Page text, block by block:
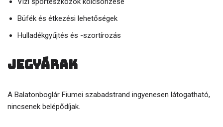
Büfék és étkezési lehetőségek
Hulladékgyűjtés és -szortírozás
Jegyárak
A Balatonboglár Fiumei szabadstrand ingyenesen látogatható,
nincsenek belépődíjak.